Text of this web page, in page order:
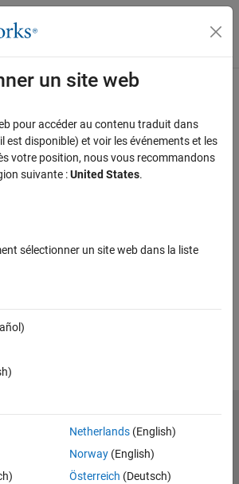
l'affichage du menu
How useful was this information?
un site web
pour accéder au contenu traduit dans
est disponible) et voir les événements et les
votre position, nous vous recommandons
suivante :United States.
sélectionner un site web dans la liste
Netherlands(English)
Norway(English)
Österreich (Deutsch)
Contacts locaux
Inc.